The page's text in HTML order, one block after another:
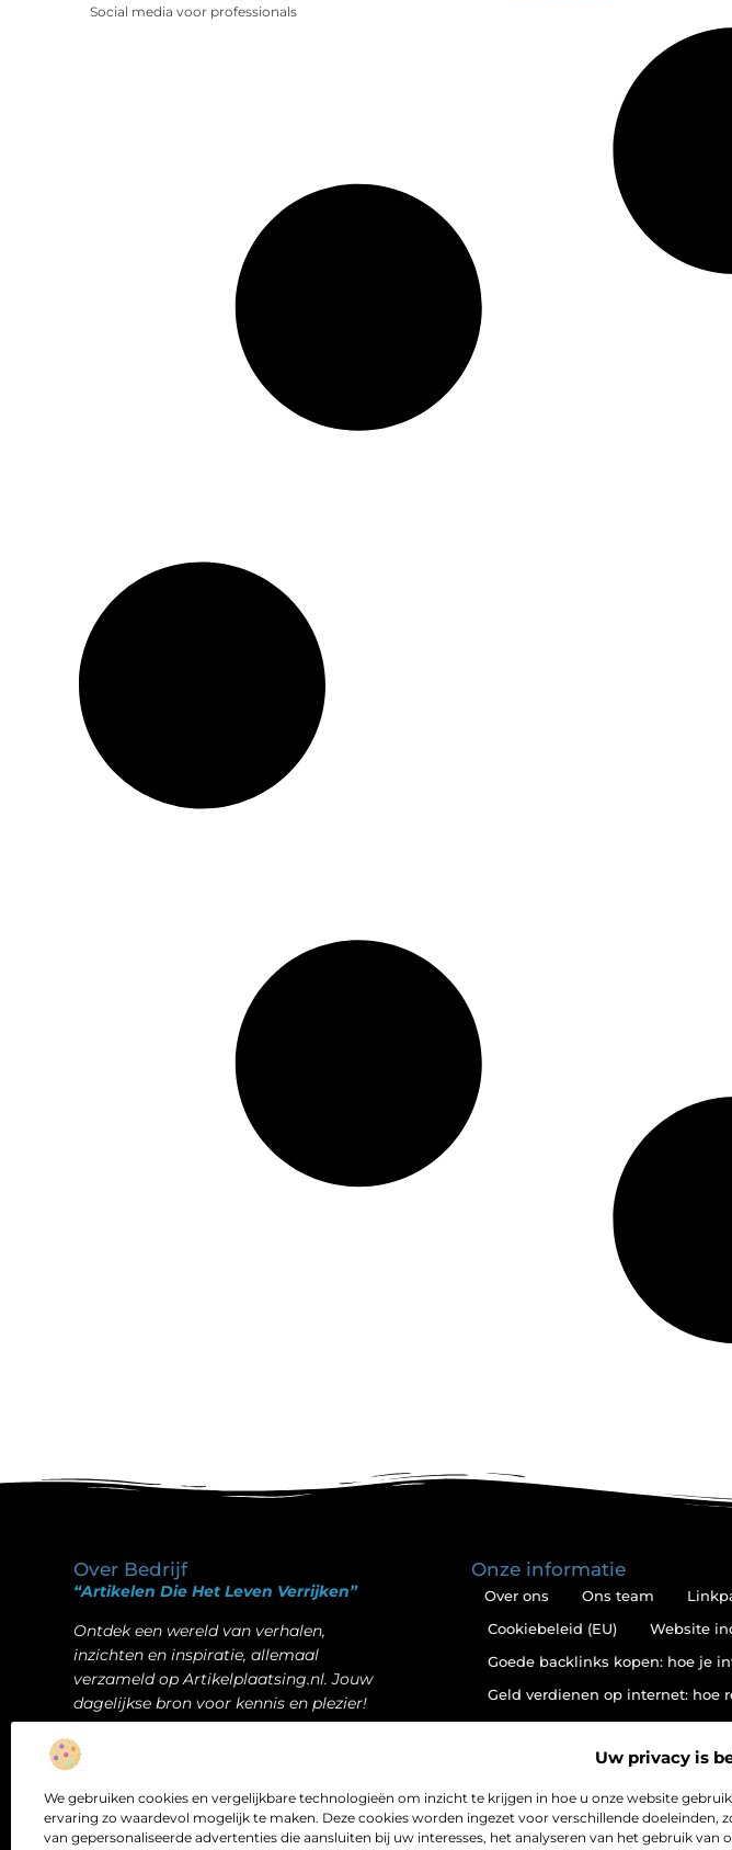
Uw privacy is
We gebruiken cookies en vergelijkbare technologieën om inzicht te krijgen in hoe u onze website
ervaring zo waardevol mogelijk te maken. Deze cookies worden ingezet voor verschillende doeleinden,
van gepersonaliseerde advertenties die aansluiten bij uw interesses, het analyseren van het gebruik van
Social media voor professionals
Over Bedrijf
“Artikelen Die Het Leven Verrijken”
Ontdek een wereld van verhalen,
inzichten en inspiratie, allemaal
verzameld op Artikelplaatsing.nl. Jouw
dagelijkse bron voor kennis en plezier!
Bericht categorie
Onze informatie
Over ons Ons team
Cookiebeleid (EU)
Website
Goede backlinks kopen: hoe je
Geld verdienen op internet: hoe